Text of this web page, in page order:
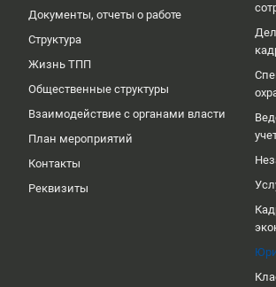
Документы, отчеты о работе
Структура
Жизнь ТПП
Общественные структуры
Взаимодействие с органами власти
План мероприятий
Контакты
Реквизиты